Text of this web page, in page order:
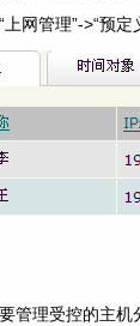
网管理”->“预定
管理受控的主机